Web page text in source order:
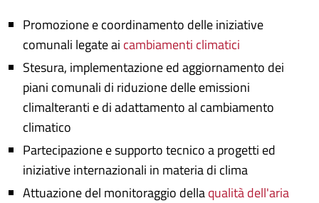
Promozione e coordinamento delle iniziative
comunali legate ai cambiamenti climatici
Stesura, implementazione ed aggiornamento dei
piani comunali di riduzione delle emissioni
climalteranti e di adattamento al cambiamento
climatico
Partecipazione e supporto tecnico a progetti ed
iniziative internazionali in materia di clima
Attuazione del monitoraggio dellaqualità dell'aria